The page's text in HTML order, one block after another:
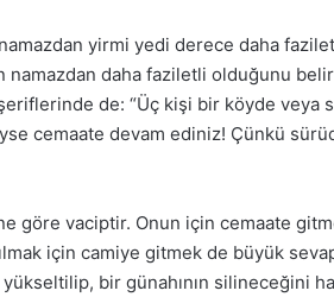
namazdan yirmi yedi derece daha
namazdan daha faziletli olduğunu
de: “Üç kişi bir köyde veya
cemaate devam ediniz! Çünkü
göre vaciptir. Onun için cemaate
için camiye gitmek de büyük
bir günahının silineceğini